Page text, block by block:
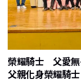
榮耀騎士 父愛
父親化身榮耀騎士